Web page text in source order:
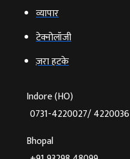
व्‍यापार
टेक्‍नोलॉजी
ज़रा हटके
Indore (HO)
0731-4220027/ 4220036
Bhopal